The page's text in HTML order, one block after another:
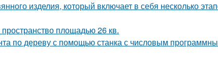
изделия, который включает в себя несколько
площадью 26 кв.
по дереву с помощью станка с числовым